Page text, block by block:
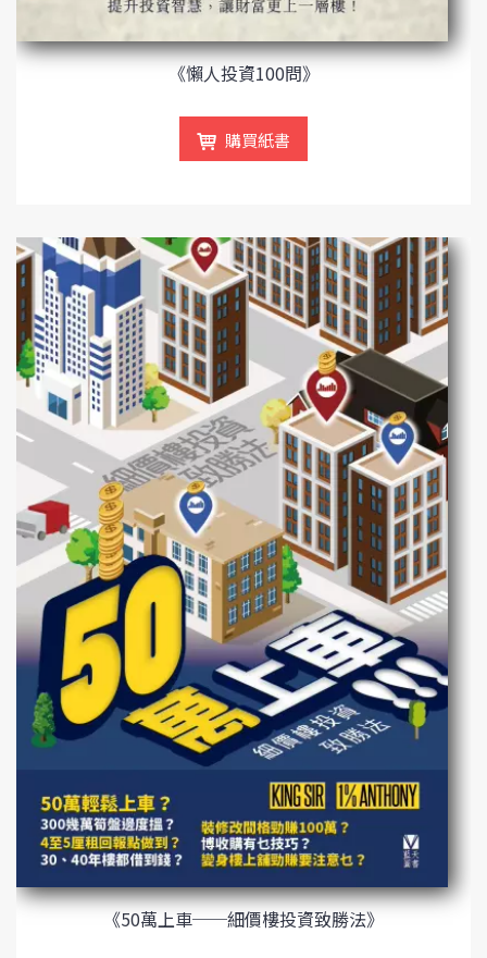
《懶人投資100問》
購買紙書
《50萬上車──細價樓投資致勝法》